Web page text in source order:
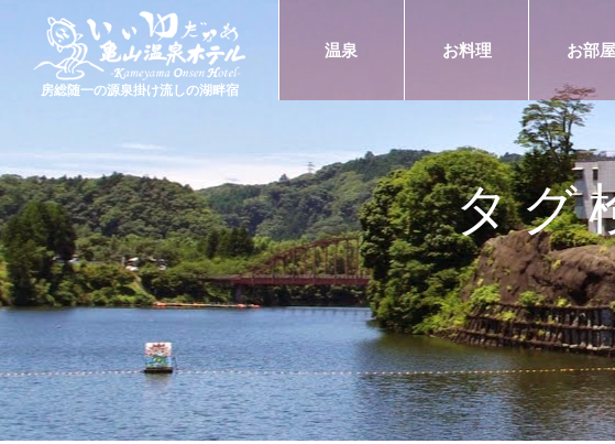
房総随一の源泉掛け流しの湖畔宿
温泉 お料理 お部屋
タグ